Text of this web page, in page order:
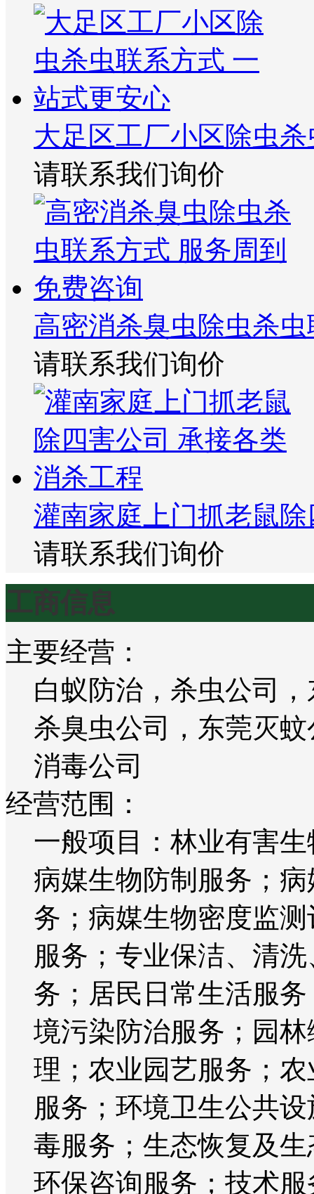
大足区工厂小区除虫
请联系我们询价
高密消杀臭虫除虫杀
请联系我们询价
灌南家庭上门抓老鼠
请联系我们询价
工商信息
主要经营：
白蚁防治，杀虫公司
杀臭虫公司，东莞灭
消毒公司
经营范围：
一般项目：林业有害
病媒生物防制服务；
务；病媒生物密度监
服务；专业保洁、清
务；居民日常生活服
境污染防治服务；园
理；农业园艺服务；
服务；环境卫生公共
毒服务；生态恢复及
环保咨询服务；技术